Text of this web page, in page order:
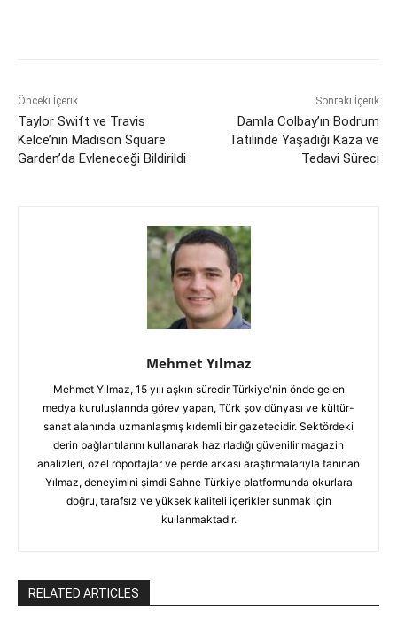
Önceki İçerik
Taylor Swift ve Travis
Kelce’nin Madison Square
Garden’da Evleneceği Bildirildi
Sonraki İçerik
Damla Colbay’ın Bodrum
Tatilinde Yaşadığı Kaza ve
Tedavi Süreci
Mehmet Yılmaz
Mehmet Yılmaz, 15 yılı aşkın süredir Türkiye'nin önde gelen
medya kuruluşlarında görev yapan, Türk şov dünyası ve kültür-
sanat alanında uzmanlaşmış kıdemli bir gazetecidir. Sektördeki
derin bağlantılarını kullanarak hazırladığı güvenilir magazin
analizleri, özel röportajlar ve perde arkası araştırmalarıyla tanınan
Yılmaz, deneyimini şimdi Sahne Türkiye platformunda okurlara
doğru, tarafsız ve yüksek kaliteli içerikler sunmak için
kullanmaktadır.
RELATED ARTICLES